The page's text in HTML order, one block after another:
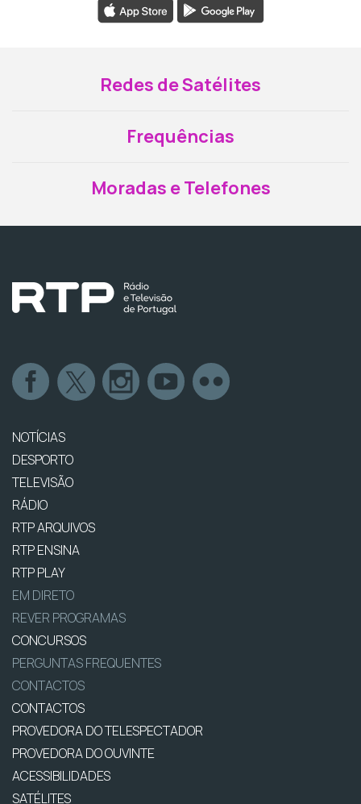
Redes de Satélites
Frequências
Moradas e Telefones
NOTÍCIAS
DESPORTO
TELEVISÃO
RÁDIO
RTP ARQUIVOS
RTP ENSINA
RTP PLAY
EM DIRETO
REVER PROGRAMAS
CONCURSOS
PERGUNTAS FREQUENTES
CONTACTOS
CONTACTOS
PROVEDORA DO TELESPECTADOR
PROVEDORA DO OUVINTE
ACESSIBILIDADES
SATÉLITES